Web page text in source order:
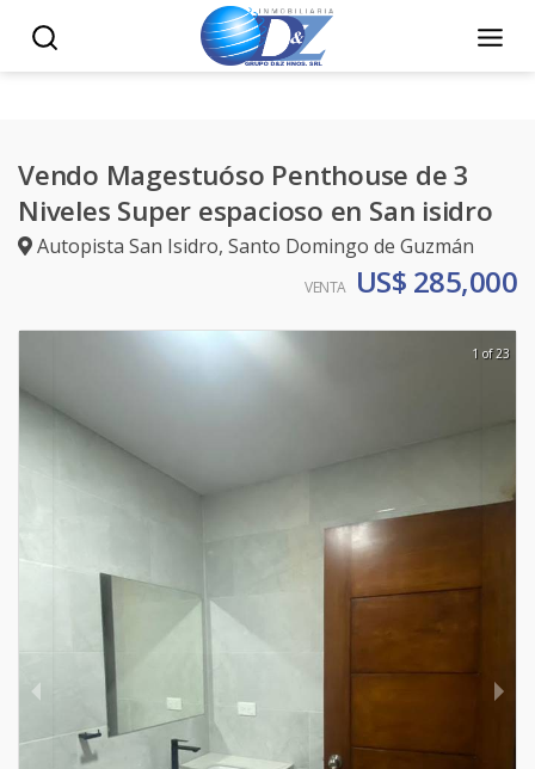
Vendo Magestuóso Penthouse de 3
Niveles Super espacioso en San isidro
Autopista San Isidro, Santo Domingo de Guzmán
VENTA US$ 285,000
1 of 23